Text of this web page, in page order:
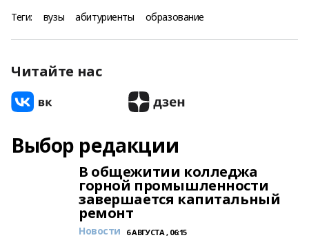
Теги: вузы абитуриенты образование
Читайте нас
Выбор редакции
В общежитии колледжа
горной промышленности
завершается капитальный
ремонт
Новости 6 АВГУСТА , 06:15